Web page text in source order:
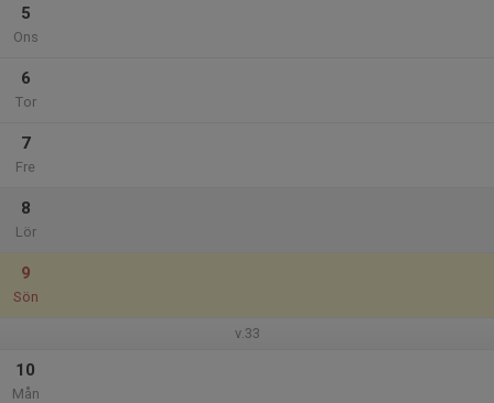
5
Ons
6
Tor
7
Fre
8
Lör
9
Sön
v.33
10
Mån